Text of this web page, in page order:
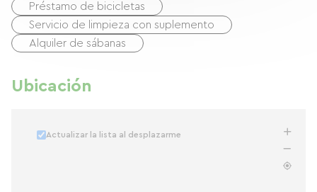
Préstamo de bicicletas
Servicio de limpieza con suplemento
Alquiler de sábanas
Ubicación
Actualizar la lista al desplazarme